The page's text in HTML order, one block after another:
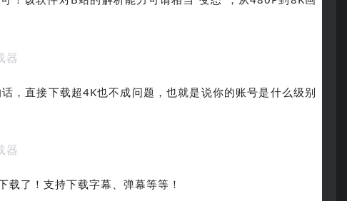
，直接下载超4K也不成问题，也就是说你的账号是什么级别
了！支持下载字幕、弹幕等等！